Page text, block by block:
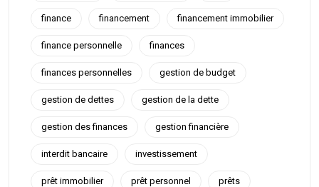
finance financement financement immobilier
finance personnelle finances
finances personnelles gestion de budget
gestion de dettes gestion de la dette
gestion des finances gestion financière
interdit bancaire investissement
prêt immobilier prêt personnel prêts